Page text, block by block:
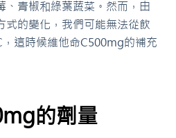
、青椒和綠葉蔬菜。然而，由
式的變化，我們可能無法從飲
這時候維他命C500mg的補充
的劑量